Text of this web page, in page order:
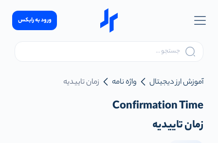
ورود به رابکس
آموزش ارز دیجیتال واژه نامه زمان تاییدیه
Confirmation Time
زمان تاییدیه